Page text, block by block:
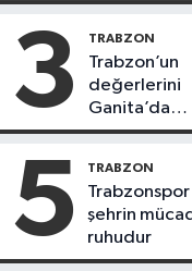
3 TRABZON
Trabzon’un
değerlerini
Ganita’da
yaşatıyoruz
5 TRABZON
Trabzonspor
şehrin
ruhudur